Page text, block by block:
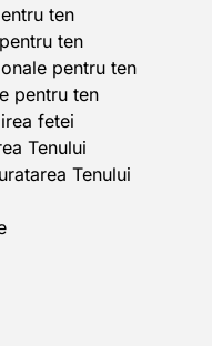
ten
ten
pentru ten
pentru ten
fetei
Tenului
Tenului